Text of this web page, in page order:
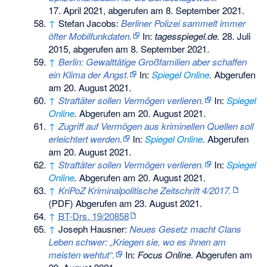
17. April 2021, abgerufen am 8. September 2021.
↑ Stefan Jacobs:Berliner Polizei sammelt immer
öfter Mobilfunkdaten.
In:tagesspiegel.de. 28. Juli
2015, abgerufen am 8. September 2021.
↑ Berlin: Gewalttätige Großfamilien aber schaffen
ein Klima der Angst.
In:Spiegel Online. Abgerufen
am 20. August 2021.
↑ Straftäter sollen Vermögen verlieren. In:Spiegel
Online. Abgerufen am 20. August 2021.
↑ Zugriff auf Vermögen aus kriminellen Quellen soll
erleichtert werden.
In:Spiegel Online. Abgerufen
am 20. August 2021.
↑ Straftäter sollen Vermögen verlieren. In:Spiegel
Online. Abgerufen am 20. August 2021.
↑ KriPoZ Kriminalpolitische Zeitschrift 4/2017.
(PDF) Abgerufen am 23. August 2021.
↑ BT-Drs. 19/20858
↑ Joseph Hausner:Neues Gesetz macht Clans
Leben schwer: „Kriegen sie, wo es ihnen am
meisten wehtut“.
In: Focus Online. Abgerufen am